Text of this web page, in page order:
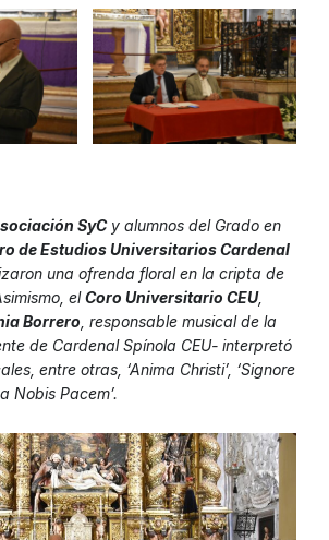
SyCy alumnos del Grado en
de Estudios Universitarios Cardenal
una ofrenda floral en la cripta de
elCoro Universitario CEU,
Borrero, responsable musical de la
de Cardenal Spínola CEU- interpretó
entre otras, ‘Anima Christi’, ‘Signore
Nobis Pacem’.